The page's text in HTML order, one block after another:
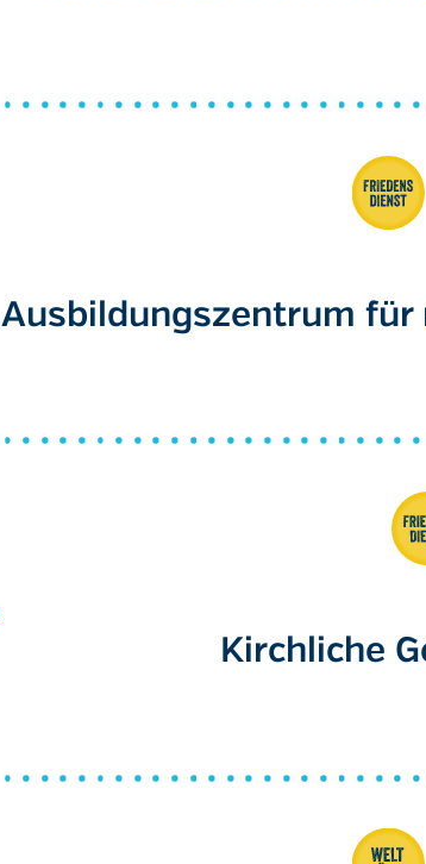
Ausbildungszentrum für
Kirchliche